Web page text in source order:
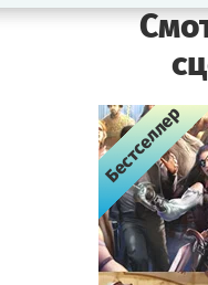
Бестселлер
Бестселлер
Бестселлер
Бестселлер